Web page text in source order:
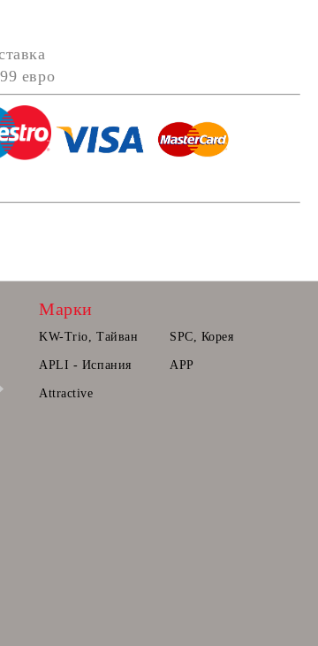
евро
Постоянна количка.
Радваме се да Ви съобщим, че вече може
които ще може да поръчате в бъдещ
Марки
KW-Trio, Тайван SPC, Корея
APLI - Испания APP
Attractive